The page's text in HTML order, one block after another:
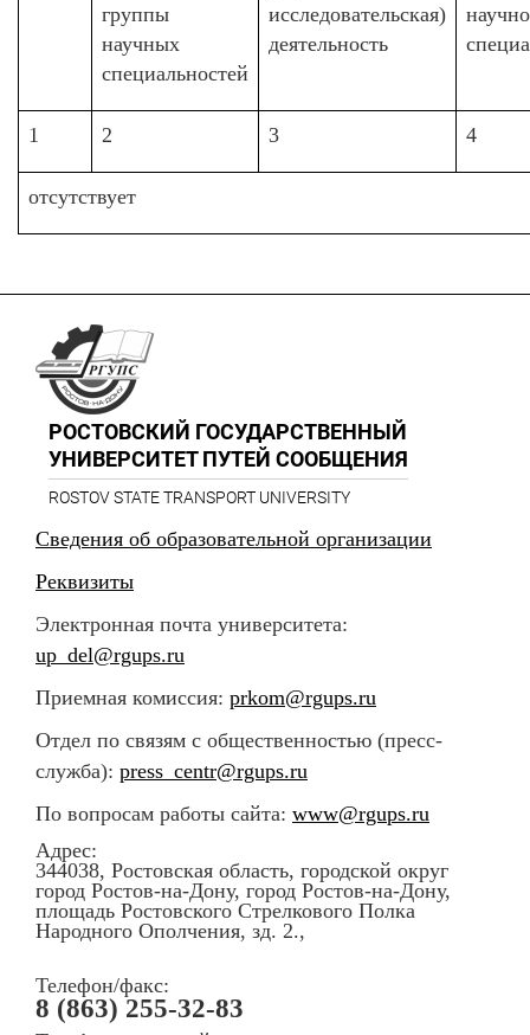
группы
научных
специальностей
исследовательская)
деятельность
1 2 3 4
отсутствует
РОСТОВСКИЙ ГОСУДАРСТВЕННЫЙ
УНИВЕРСИТЕТ ПУТЕЙ СООБЩЕНИЯ
ROSTOV STATE TRANSPORT UNIVERSITY
Сведения об образовательной организации
Реквизиты
Электронная почта университета:
up_del@rgups.ru
Приемная комиссия: prkom@rgups.ru
Отдел по связям с общественностью (пресс-
служба): press_centr@rgups.ru
По вопросам работы сайта: www@rgups.ru
Адрес:
344038, Ростовская область, городской округ
город Ростов-на-Дону, город Ростов-на-Дону,
площадь Ростовского Стрелкового Полка
Народного Ополчения, зд. 2.,
Телефон/факс:
8 (863) 255-32-83